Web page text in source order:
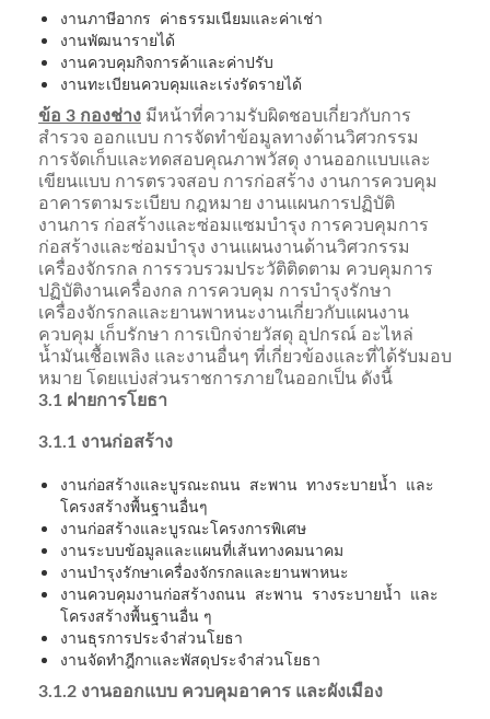
งานภาษีอากร ค่าธรรมเนียมและค่าเช่า
งานพัฒนารายได้
งานควบคุมกิจการค้าและค่าปรับ
งานทะเบียนควบคุมและเร่งรัดรายได้
ข้อ 3 กองช่าง มีหน้าที่ความรับผิดชอบเกี่ยวกับการ
สำรวจ ออกแบบ การจัดทำข้อมูลทางด้านวิศวกรรม
การจัดเก็บและทดสอบคุณภาพวัสดุ งานออกแบบและ
เขียนแบบ การตรวจสอบ การก่อสร้าง งานการควบคุม
อาคารตามระเบียบ กฎหมาย งานแผนการปฏิบัติ
งานการ ก่อสร้างและซ่อมแซมบำรุง การควบคุมการ
ก่อสร้างและซ่อมบำรุง งานแผนงานด้านวิศวกรรม
เครื่องจักรกล การรวบรวมประวัติติดตาม ควบคุมการ
ปฏิบัติงานเครื่องกล การควบคุม การบำรุงรักษา
เครื่องจักรกลและยานพาหนะงานเกี่ยวกับแผนงาน
ควบคุม เก็บรักษา การเบิกจ่ายวัสดุ อุปกรณ์ อะไหล่
น้ำมันเชื้อเพลิง และงานอื่นๆ ที่เกี่ยวข้องและที่ได้รับมอบ
หมาย โดยแบ่งส่วนราชการภายในออกเป็น ดังนี้
3.1 ฝายการโยธา
3.1.1 งานก่อสร้าง
งานก่อสร้างและบูรณะถนน สะพาน ทางระบายน้ำ และ
โครงสร้างพื้นฐานอื่นๆ
งานก่อสร้างและบูรณะโครงการพิเศษ
งานระบบข้อมูลและแผนที่เส้นทางคมนาคม
งานบำรุงรักษาเครื่องจักรกลและยานพาหนะ
งานควบคุมงานก่อสร้างถนน สะพาน รางระบายน้ำ และ
โครงสร้างพื้นฐานอื่น ๆ
งานธุรการประจำส่วนโยธา
งานจัดทำฎีกาและพัสดุประจำส่วนโยธา
3.1.2 งานออกแบบ ควบคุมอาคาร และผังเมือง